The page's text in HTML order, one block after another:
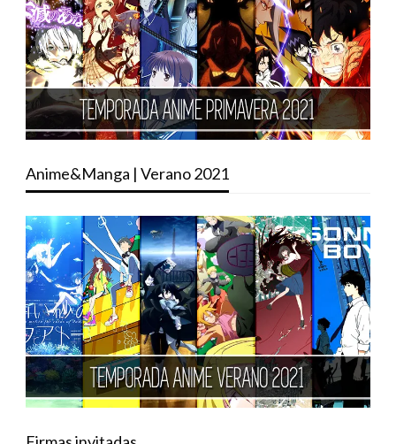
Anime&Manga | Verano 2021